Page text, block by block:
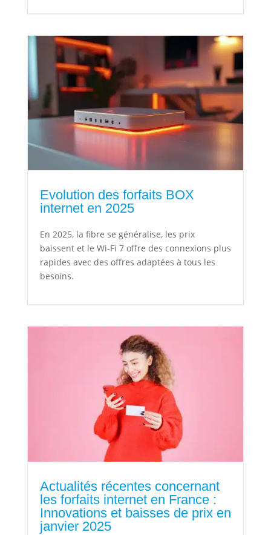
Evolution des forfaits BOX
internet en 2025
En 2025, la fibre se généralise, les prix
baissent et le Wi-Fi 7 offre des connexions plus
rapides avec des offres adaptées à tous les
besoins.
Actualités récentes concernant
les forfaits internet en France :
Innovations et baisses de prix en
janvier 2025